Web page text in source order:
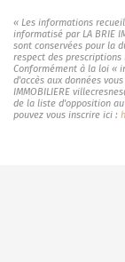
« Les informations
informatisé par LA BRIE
sont conservées pour la
respect des
Conformément à la loi «
d'accès aux données
IMMOBILIERE
de la liste d'opposition
pouvez vous inscrire ici :